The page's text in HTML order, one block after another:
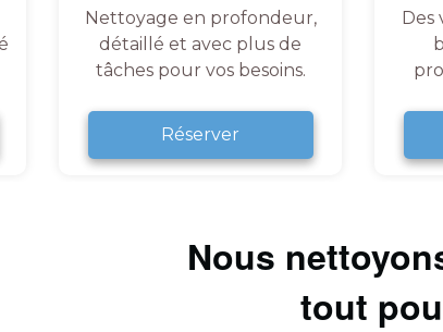
Nettoyage en profondeur,
détaillé et avec plus de
tâches pour vos besoins.
Réserver
Des
Nous
tout